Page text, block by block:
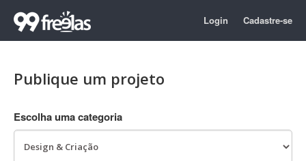
Login Cadastre-se
Publique um projeto
Escolha uma categoria